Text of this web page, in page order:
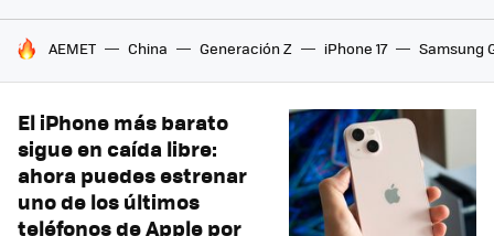
HOY SE HABLA DE
AEMET China Generación Z iPhone 17 Samsung
El iPhone más barato
sigue en caída libre:
ahora puedes estrenar
uno de los últimos
teléfonos de Apple por